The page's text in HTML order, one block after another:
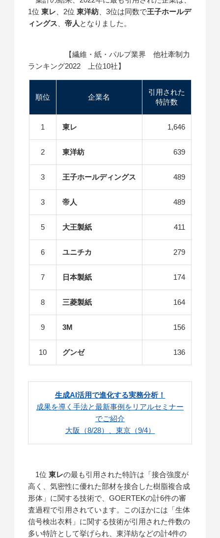
1位東レ 、2位東洋紡 、3位は同数で王子ホールデ
ィングス 、帝人 となりました。
【繊維・紙・パルプ業界 他社牽制力
ランキング2022 上位10社】
順位 企業名
引用された
特許数
1 東レ 1,646
2 東洋紡 639
3 王子ホールディングス 489
3 帝人 489
5 大王製紙 411
6 ユニチカ 279
7 日本製紙 174
8 三菱製紙 164
9 3M 156
10 グンゼ 136
生成AI活用で進化する実務分析！
成果を導く手法と最新事例をリアルセミナー
でご紹介
大阪（8/28）、東京（9/4）
1位東レの最も引用された特許は「接合強度が
高く、気密性に優れた部材を接合した樹脂複合成
形体」に関する技術で、GOERTEKの計6件の審
査過程で引用されています。このほかには「生体
信号検出衣料」に関する技術が引用された件数の
多い特許として挙げられ、東洋紡などの計4件の